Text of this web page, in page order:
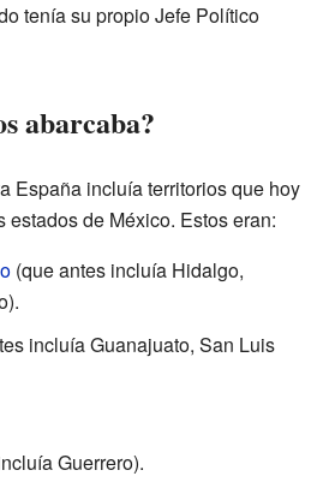
tenía su propio Jefe Político
abarcaba?
España incluía territorios que hoy
estados de México. Estos eran:
(que antes incluía Hidalgo,
incluía Guanajuato, San Luis
Guerrero).